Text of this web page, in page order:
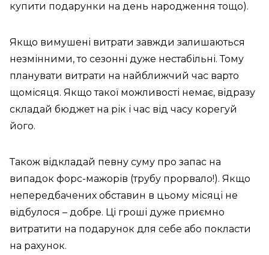
купити подарунки на день народження тощо).
Якщо вимушені витрати завжди залишаються
незмінними, то сезонні дуже нестабільні. Тому
планувати витрати на найближчий час варто
щомісяця. Якщо такої можливості немає, відразу
складай бюджет на рік і час від часу корегуй
його.
Також відкладай певну суму про запас на
випадок форс-мажорів (трубу прорвало!). Якщо
непередбачених обставин в цьому місяці не
відбулося – добре. Ці гроші дуже приємно
витратити на подарунок для себе або покласти
на рахунок.